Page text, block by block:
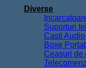
Diverse
Suporturi
Casti Audio
Boxe
Ceasuri de